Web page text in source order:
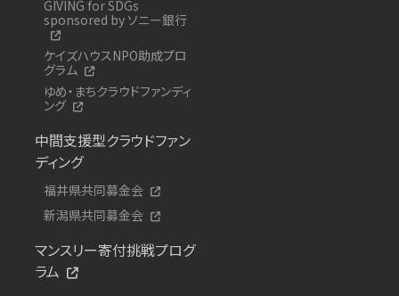
GIVING for SDGs
sponsored by ソニー銀行
ケイズハウスNPO助成プロ
グラム
ゆめ・まちクラウドファンディ
ング
中間支援型クラウドファン
ディング
福井県共同募金会
新潟県共同募金会
マンスリー寄付挑戦プログ
ラム